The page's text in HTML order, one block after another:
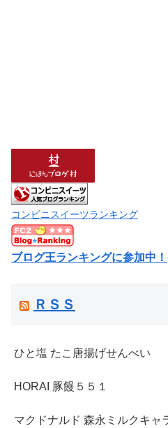
コンビニスイーツランキング
ブログ王ランキングに参加中！
ＲＳＳ
ひと塩 たこ唐揚げせんべい
HORAI 豚饅５５１
マクドナルド 森永ミルクキャ